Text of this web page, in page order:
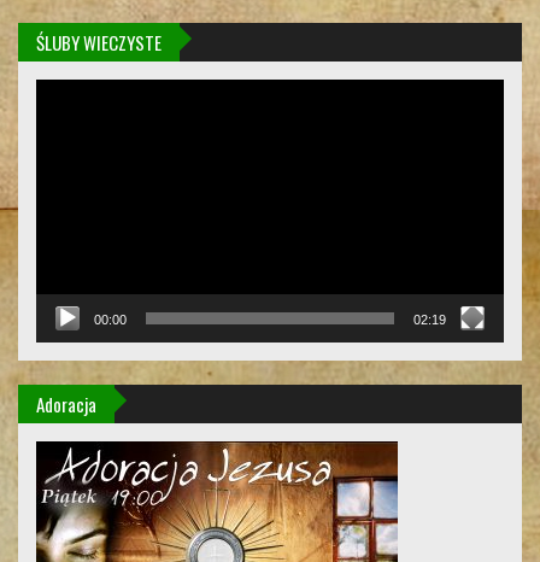
ŚLUBY WIECZYSTE
00:00 02:19
Adoracja